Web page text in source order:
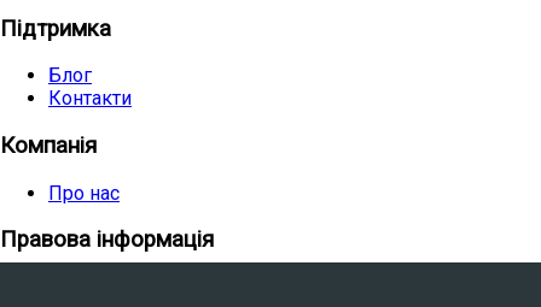
Підтримка
Блог
Контакти
Компанія
Про нас
Правова інформація